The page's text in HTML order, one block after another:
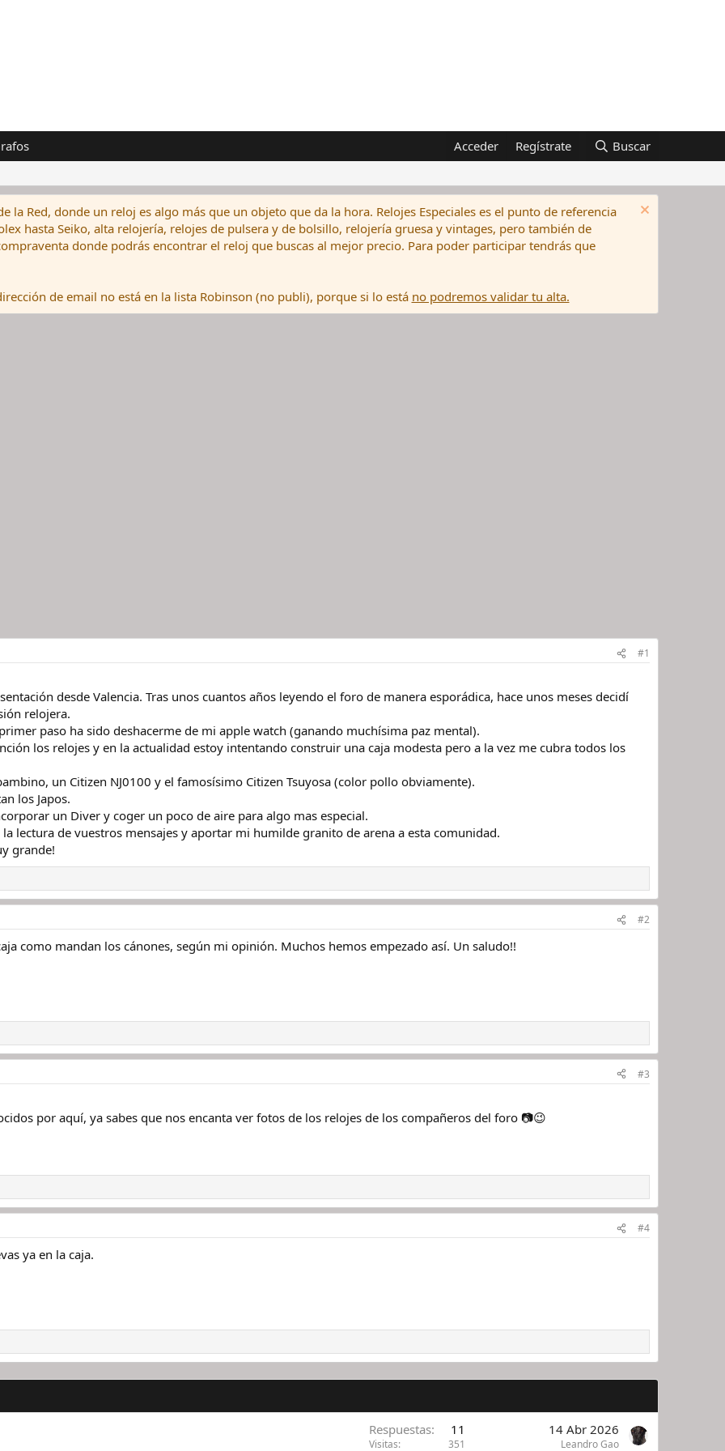
Acceder Regístrate Buscar
la Red, donde un reloj es algo más que un objeto que da la hora. Relojes Especiales es el punto de referencia
hasta Seiko, alta relojería, relojes de pulsera y de bolsillo, relojería gruesa y vintages, pero también de
donde podrás encontrar el reloj que buscas al mejor precio. Para poder participar tendrás que
de email no está en la lista Robinson (no publi), porque si lo está no podremos validar tu alta.
#1
desde Valencia. Tras unos cuantos años leyendo el foro de manera esporádica, hace unos meses decidí
relojera.
paso ha sido deshacerme de mi apple watch (ganando muchísima paz mental).
los relojes y en la actualidad estoy intentando construir una caja modesta pero a la vez me cubra todos los
un Citizen NJ0100 y el famosísimo Citizen Tsuyosa (color pollo obviamente).
los Japos.
un Diver y coger un poco de aire para algo mas especial.
lectura de vuestros mensajes y aportar mi humilde granito de arena a esta comunidad.
grande!
#2
como mandan los cánones, según mi opinión. Muchos hemos empezado así. Un saludo!!
#3
por aquí, ya sabes que nos encanta ver fotos de los relojes de los compañeros del foro 📷😉
#4
ya en la caja.
Respuestas 11
Visitas 351
14 Abr 2026
Leandro Gao